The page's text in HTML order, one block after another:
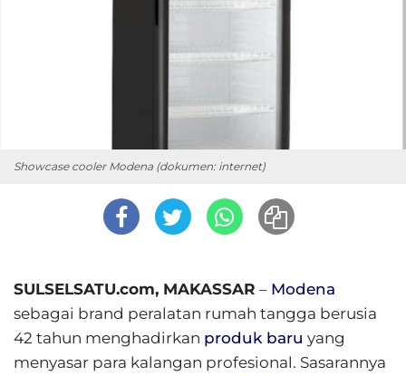
Showcase cooler Modena (dokumen: internet)
SULSELSATU.com, MAKASSAR – Modena
sebagai brand peralatan rumah tangga berusia
42 tahun menghadirkan produk baru yang
menyasar para kalangan profesional. Sasarannya